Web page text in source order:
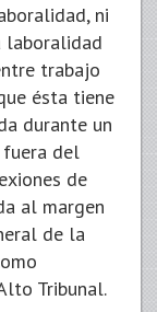
ni
laboralidad
trabajo
ésta tiene
durante un
fuera del
de
al margen
de la
Tribunal.